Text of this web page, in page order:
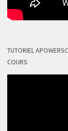
TUTORIEL
COURS